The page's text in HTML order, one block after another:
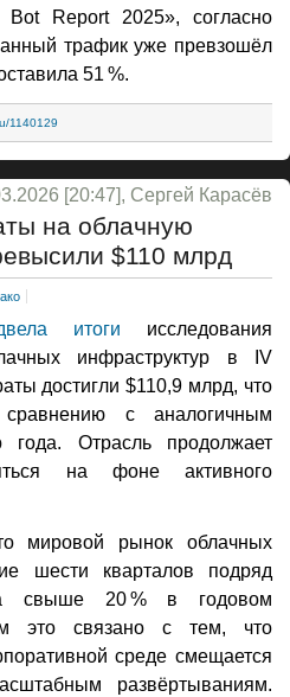
Report 2025», согласно
трафик уже превзошёл
51 %.
1140129
[20:47], Сергей Карасёв
на облачную
$110 млрд
итоги исследования
инфраструктур в IV
достигли $110,9 млрд, что
с аналогичным
года. Отрасль продолжает
на фоне активного
мировой рынок облачных
шести кварталов подряд
свыше 20 % в годовом
это связано с тем, что
среде смещается
развёртываниям.